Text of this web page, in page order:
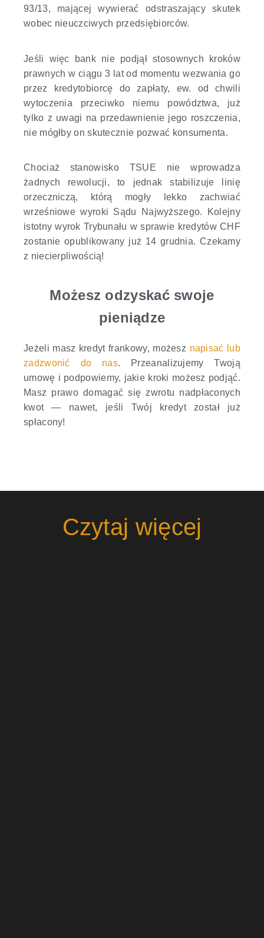
93/13, mającej wywierać odstraszający skutek
wobec nieuczciwych przedsiębiorców.
Jeśli więc bank nie podjął stosownych kroków
prawnych w ciągu 3 lat od momentu wezwania go
przez kredytobiorcę do zapłaty, ew. od chwili
wytoczenia przeciwko niemu powództwa, już
tylko z uwagi na przedawnienie jego roszczenia,
nie mógłby on skutecznie pozwać konsumenta.
Chociaż stanowisko TSUE nie wprowadza
żadnych rewolucji, to jednak stabilizuje linię
orzeczniczą, którą mogły lekko zachwiać
wrześniowe wyroki Sądu Najwyższego. Kolejny
istotny wyrok Trybunału w sprawie kredytów CHF
zostanie opublikowany już 14 grudnia. Czekamy
z niecierpliwością!
Możesz odzyskać swoje
pieniądze
Jeżeli masz kredyt frankowy, możesz napisać lub
zadzwonić do nas. Przeanalizujemy Twoją
umowę i podpowiemy, jakie kroki możesz podjąć.
Masz prawo domagać się zwrotu nadpłaconych
kwot — nawet, jeśli Twój kredyt został już
spłacony!
Czytaj więcej